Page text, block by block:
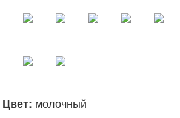
Цвет: молочный